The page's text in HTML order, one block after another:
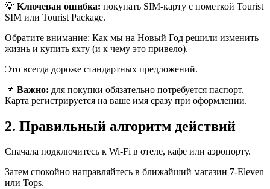
💡 Ключевая ошибка: покупать SIM-карту с пометкой Tourist
SIM или Tourist Package.
Обратите внимание: Как мы на Новый Год решили изменить
жизнь и купить яхту (и к чему это привело).
Это всегда дороже стандартных предложений.
📌 Важно: для покупки обязательно потребуется паспорт.
Карта регистрируется на ваше имя сразу при оформлении.
2. Правильный алгоритм действий
Сначала подключитесь к Wi-Fi в отеле, кафе или аэропорту.
Затем спокойно направляйтесь в ближайший магазин 7-Eleven
или Tops.